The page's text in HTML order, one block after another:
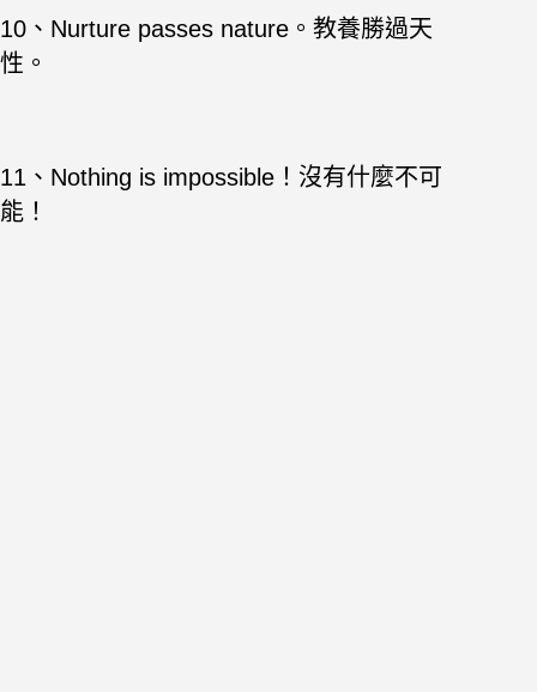
10、Nurture passes nature。教養勝過天
性。
11、Nothing is impossible！沒有什麼不可
能！